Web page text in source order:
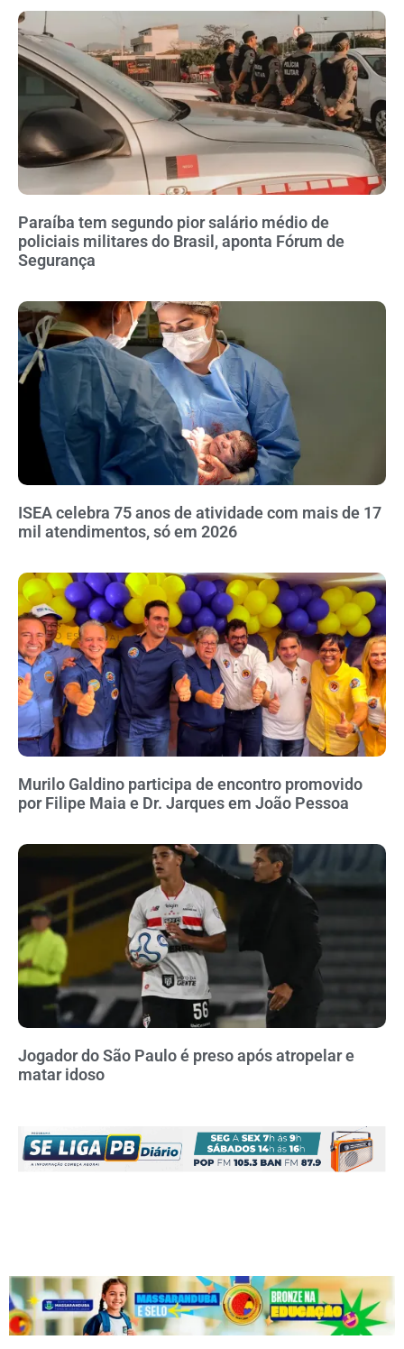
Paraíba tem segundo pior salário médio de
policiais militares do Brasil, aponta Fórum de
Segurança
ISEA celebra 75 anos de atividade com mais de 17
mil atendimentos, só em 2026
Murilo Galdino participa de encontro promovido
por Filipe Maia e Dr. Jarques em João Pessoa
Jogador do São Paulo é preso após atropelar e
matar idoso